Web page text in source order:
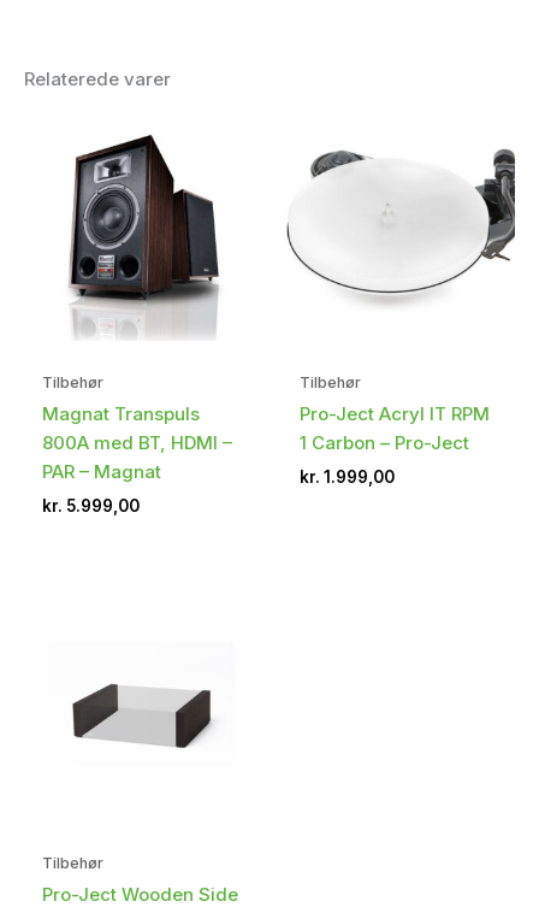
Relaterede varer
Tilbehør
Magnat Transpuls
800A med BT, HDMI –
PAR – Magnat
kr. 5.999,00
Tilbehør
Pro-Ject Acryl IT RPM
1 Carbon – Pro-Ject
kr. 1.999,00
Tilbehør
Pro-Ject Wooden Side